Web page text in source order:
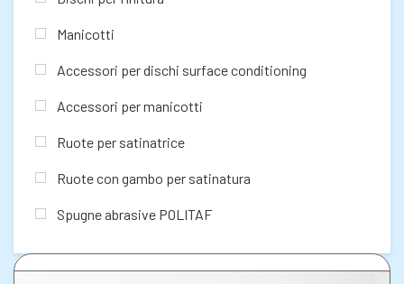
Manicotti
Accessori per dischi surface conditioning
Accessori per manicotti
Ruote per satinatrice
Ruote con gambo per satinatura
Spugne abrasive POLITAF